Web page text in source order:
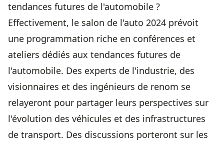
tendances futures de l'automobile ?
Effectivement, le salon de l'auto 2024 prévoit
une programmation riche en conférences et
ateliers dédiés aux tendances futures de
l'automobile. Des experts de l'industrie, des
visionnaires et des ingénieurs de renom se
relayeront pour partager leurs perspectives sur
l'évolution des véhicules et des infrastructures
de transport. Des discussions porteront sur les